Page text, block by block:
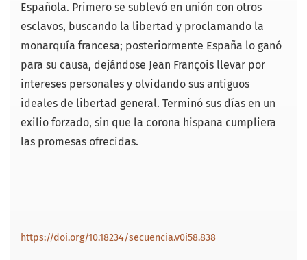
Española. Primero se sublevó en unión con otros
esclavos, buscando la libertad y proclamando la
monarquía francesa; posteriormente España lo ganó
para su causa, dejándose Jean François llevar por
intereses personales y olvidando sus antiguos
ideales de libertad general. Terminó sus días en un
exilio forzado, sin que la corona hispana cumpliera
las promesas ofrecidas.
https://doi.org/10.18234/secuencia.v0i58.838